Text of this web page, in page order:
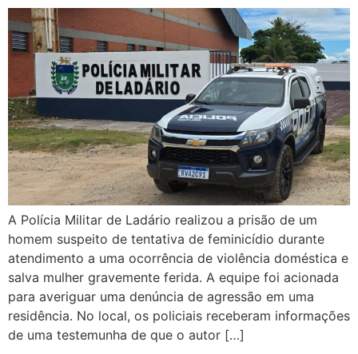
A Polícia Militar de Ladário realizou a prisão de um
homem suspeito de tentativa de feminicídio durante
atendimento a uma ocorrência de violência doméstica e
salva mulher gravemente ferida. A equipe foi acionada
para averiguar uma denúncia de agressão em uma
residência. No local, os policiais receberam informações
de uma testemunha de que o autor […]